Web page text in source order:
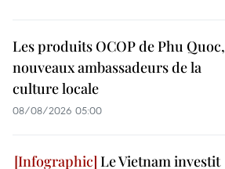
Les produits OCOP de Phu Quoc,
nouveaux ambassadeurs de la
culture locale
08/08/2026 05:00
Le Vietnam investit